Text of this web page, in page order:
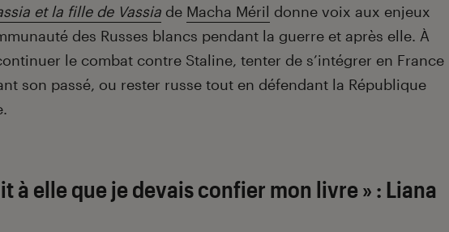
et la fille de Vassia de Macha Méril donne voix aux enjeux
des Russes blancs pendant la guerre et après elle. À
le combat contre Staline, tenter de s’intégrer en France
son passé, ou rester russe tout en défendant la République
à elle que je devais confier mon livre » : Liana